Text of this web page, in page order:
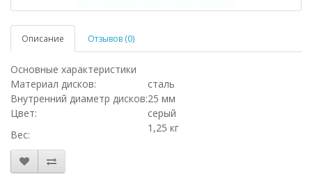
Описание Отзывов (0)
Основные характеристики
Материал дисков:
сталь
Внутренний диаметр дисков:25 мм
Цвет:
серый
Вес:
1,25 кг